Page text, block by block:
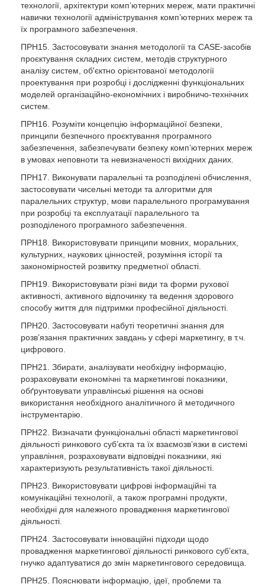
технології, архітектури комп’ютерних мереж, мати практичні
навички технології адміністрування комп’ютерних мереж та
їх програмного забезпечення.
ПРН15. Застосовувати знання методології та CASE-засобів
проєктування складних систем, методів структурного
аналізу систем, об'єктно орієнтованої методології
проектування при розробці і дослідженні функціональних
моделей організаційно-економічних і виробничо-технічних
систем.
ПРН16. Розуміти концепцію інформаційної безпеки,
принципи безпечного проєктування програмного
забезпечення, забезпечувати безпеку комп’ютерних мереж
в умовах неповноти та невизначеності вихідних даних.
ПРН17. Виконувати паралельні та розподілені обчислення,
застосовувати чисельні методи та алгоритми для
паралельних структур, мови паралельного програмування
при розробці та експлуатації паралельного та
розподіленого програмного забезпечення.
ПРН18. Використовувати принципи мовних, моральних,
культурних, наукових цінностей, розуміння історії та
закономірностей розвитку предметної області.
ПРН19. Використовувати різні види та форми рухової
активності, активного відпочинку та ведення здорового
способу життя для підтримки професійної діяльності.
ПРН20. Застосовувати набуті теоретичні знання для
розв’язання практичних завдань у сфері маркетингу, в т.ч.
цифрового.
ПРН21. Збирати, аналізувати необхідну інформацію,
розраховувати економічні та маркетингові показники,
обґрунтовувати управлінські рішення на основі
використання необхідного аналітичного й методичного
інструментарію.
ПРН22. Визначати функціональні області маркетингової
діяльності ринкового суб’єкта та їх взаємозв’язки в системі
управління, розраховувати відповідні показники, які
характеризують результативність такої діяльності.
ПРН23. Використовувати цифрові інформаційні та
комунікаційні технології, а також програмні продукти,
необхідні для належного провадження маркетингової
діяльності.
ПРН24. Застосовувати інноваційні підходи щодо
провадження маркетингової діяльності ринкового суб’єкта,
гнучко адаптуватися до змін маркетингового середовища.
ПРН25. Пояснювати інформацію, ідеї, проблеми та